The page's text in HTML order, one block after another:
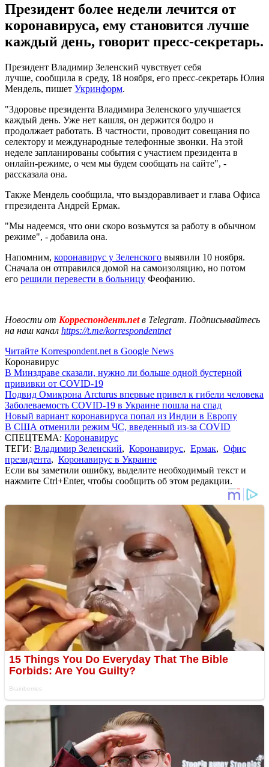
Президент более недели лечится от
коронавируса, ему становится лучше
каждый день, говорит пресс-секретарь.
Президент Владимир Зеленский чувствует себя
лучше, сообщила в среду, 18 ноября, его пресс-секретарь Юлия
Мендель, пишет Укринформ.
"Здоровье президента Владимира Зеленского улучшается
каждый день. Уже нет кашля, он держится бодро и
продолжает работать. В частности, проводит совещания по
селектору и международные телефонные звонки. На этой
неделе запланированы события с участием президента в
онлайн-режиме, о чем мы будем сообщать на сайте", -
рассказала она.
Также Мендель сообщила, что выздоравливает и глава Офиса
гпрезидента Андрей Ермак.
"Мы надеемся, что они скоро возьмутся за работу в обычном
режиме", - добавила она.
Напомним, коронавирус у Зеленского выявили 10 ноября.
Сначала он отправился домой на самоизоляцию, но потом
его решили перевести в больницу Феофанию.
Новости от Корреспондент.netв Telegram. Подписывайтесь
на наш канал https://t.me/korrespondentnet
Читайте Korrespondent.net в Google News
Коронавирус
В Минздраве сказали, нужно ли больше одной бустерной
прививки от COVID-19
Подвид Омикрона Arcturus впервые привел к гибели человека
Заболеваемость COVID-19 в Украине пошла на спад
Новый вариант коронавируса попал из Индии в Европу
В США отменили режим ЧС, введенный из-за COVID
СПЕЦТЕМА: Коронавирус
ТЕГИ: Владимир Зеленский, Коронавирус, Ермак, Офис
президента, Коронавирус в Украине
Если вы заметили ошибку, выделите необходимый текст и
нажмите Ctrl+Enter, чтобы сообщить об этом редакции.